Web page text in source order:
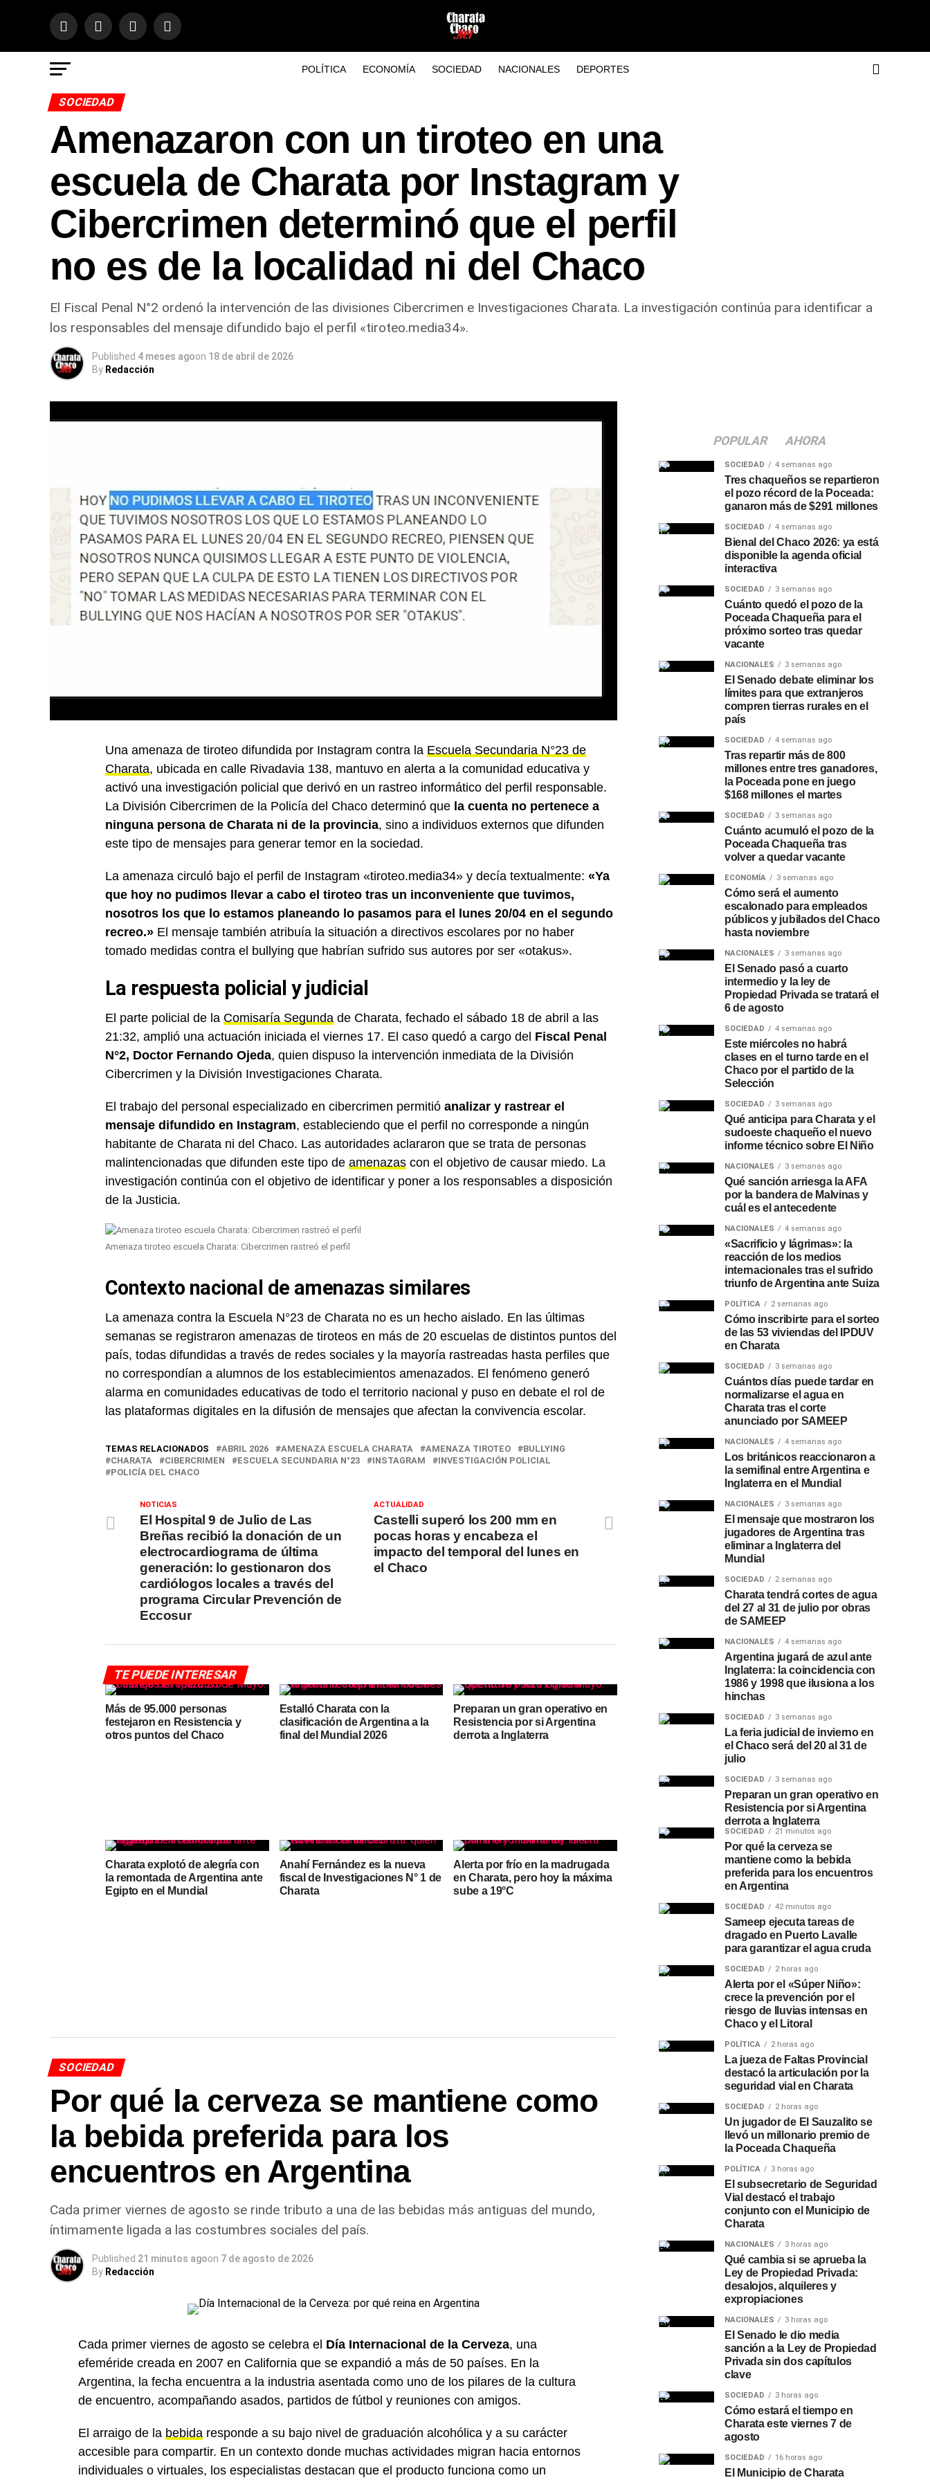
POLÍTICA ECONOMÍA SOCIEDAD NACIONALES DEPORTES
SOCIEDAD
Amenazaron con un tiroteo en una
escuela de Charata por Instagram y
Cibercrimen determinó que el perfil
no es de la localidad ni del Chaco
El Fiscal Penal N°2 ordenó la intervención de las divisiones Cibercrimen e Investigaciones Charata. La investigación continúa para identificar a
los responsables del mensaje difundido bajo el perfil «tiroteo.media34».
Published 4 meses agoon 18 de abril de 2026
By Redacción
Una amenaza de tiroteo difundida por Instagram contra la Escuela Secundaria N°23 de
Charata, ubicada en calle Rivadavia 138, mantuvo en alerta a la comunidad educativa y
activó una investigación policial que derivó en un rastreo informático del perfil responsable.
La División Cibercrimen de la Policía del Chaco determinó que la cuenta no pertenece a
ninguna persona de Charata ni de la provincia, sino a individuos externos que difunden
este tipo de mensajes para generar temor en la sociedad.
La amenaza circuló bajo el perfil de Instagram «tiroteo.media34» y decía textualmente: «Ya
que hoy no pudimos llevar a cabo el tiroteo tras un inconveniente que tuvimos,
nosotros los que lo estamos planeando lo pasamos para el lunes 20/04 en el segundo
recreo.» El mensaje también atribuía la situación a directivos escolares por no haber
tomado medidas contra el bullying que habrían sufrido sus autores por ser «otakus».
La respuesta policial y judicial
El parte policial de la Comisaría Segunda de Charata, fechado el sábado 18 de abril a las
21:32, amplió una actuación iniciada el viernes 17. El caso quedó a cargo del Fiscal Penal
N°2, Doctor Fernando Ojeda, quien dispuso la intervención inmediata de la División
Cibercrimen y la División Investigaciones Charata.
El trabajo del personal especializado en cibercrimen permitió analizar y rastrear el
mensaje difundido en Instagram, estableciendo que el perfil no corresponde a ningún
habitante de Charata ni del Chaco. Las autoridades aclararon que se trata de personas
malintencionadas que difunden este tipo de amenazas con el objetivo de causar miedo. La
investigación continúa con el objetivo de identificar y poner a los responsables a disposición
de la Justicia.
Amenaza tiroteo escuela Charata: Cibercrimen rastreó el perfil
Contexto nacional de amenazas similares
La amenaza contra la Escuela N°23 de Charata no es un hecho aislado. En las últimas
semanas se registraron amenazas de tiroteos en más de 20 escuelas de distintos puntos del
país, todas difundidas a través de redes sociales y la mayoría rastreadas hasta perfiles que
no correspondían a alumnos de los establecimientos amenazados. El fenómeno generó
alarma en comunidades educativas de todo el territorio nacional y puso en debate el rol de
las plataformas digitales en la difusión de mensajes que afectan la convivencia escolar.
TEMAS RELACIONADOS ABRIL 2026 AMENAZA ESCUELA CHARATA AMENAZA TIROTEO
BULLYING
CHARATA
CIBERCRIMEN ESCUELA SECUNDARIA N°23 INSTAGRAM
INVESTIGACIÓN POLICIAL
POLICÍA DEL CHACO
ACTUALIDAD
Castelli superó los 200 mm en
pocas horas y encabeza el
impacto del temporal del lunes en
el Chaco
NOTICIAS
El Hospital 9 de Julio de Las
Breñas recibió la donación de un
electrocardiograma de última
generación: lo gestionaron dos
cardiólogos locales a través del
programa Circular Prevención de
Eccosur
TE PUEDE INTERESAR
Más de 95.000 personas
festejaron en Resistencia y
otros puntos del Chaco
Estalló Charata con la
clasificación de Argentina a la
final del Mundial 2026
Preparan un gran operativo en
Resistencia por si Argentina
derrota a Inglaterra
Charata explotó de alegría con
la remontada de Argentina ante
Egipto en el Mundial
Anahí Fernández es la nueva
fiscal de Investigaciones N° 1 de
Charata
Alerta por frío en la madrugada
en Charata, pero hoy la máxima
sube a 19°C
SOCIEDAD
Por qué la cerveza se mantiene como
la bebida preferida para los
encuentros en Argentina
Cada primer viernes de agosto se rinde tributo a una de las bebidas más antiguas del mundo,
íntimamente ligada a las costumbres sociales del país.
Published 21 minutos agoon 7 de agosto de 2026
By Redacción
Cada primer viernes de agosto se celebra el Día Internacional de la Cerveza, una
efeméride creada en 2007 en California que se expandió a más de 50 países. En la
Argentina, la fecha encuentra a la industria asentada como uno de los pilares de la cultura
de encuentro, acompañando asados, partidos de fútbol y reuniones con amigos.
El arraigo de la bebida responde a su bajo nivel de graduación alcohólica y a su carácter
accesible para compartir. En un contexto donde muchas actividades migran hacia entornos
individuales o virtuales, los especialistas destacan que el producto funciona como un
POPULAR AHORA
SOCIEDAD 4 semanas ago
Tres chaqueños se repartieron
el pozo récord de la Poceada:
ganaron más de $291 millones
SOCIEDAD 4 semanas ago
Bienal del Chaco 2026: ya está
disponible la agenda oficial
interactiva
SOCIEDAD 3 semanas ago
Cuánto quedó el pozo de la
Poceada Chaqueña para el
próximo sorteo tras quedar
vacante
NACIONALES 3 semanas ago
El Senado debate eliminar los
límites para que extranjeros
compren tierras rurales en el
país
SOCIEDAD 4 semanas ago
Tras repartir más de 800
millones entre tres ganadores,
la Poceada pone en juego
$168 millones el martes
SOCIEDAD 3 semanas ago
Cuánto acumuló el pozo de la
Poceada Chaqueña tras
volver a quedar vacante
ECONOMÍA 3 semanas ago
Cómo será el aumento
escalonado para empleados
públicos y jubilados del Chaco
hasta noviembre
NACIONALES 3 semanas ago
El Senado pasó a cuarto
intermedio y la ley de
Propiedad Privada se tratará el
6 de agosto
SOCIEDAD 4 semanas ago
Este miércoles no habrá
clases en el turno tarde en el
Chaco por el partido de la
Selección
SOCIEDAD 3 semanas ago
Qué anticipa para Charata y el
sudoeste chaqueño el nuevo
informe técnico sobre El Niño
NACIONALES 3 semanas ago
Qué sanción arriesga la AFA
por la bandera de Malvinas y
cuál es el antecedente
NACIONALES 4 semanas ago
«Sacrificio y lágrimas»: la
reacción de los medios
internacionales tras el sufrido
triunfo de Argentina ante Suiza
POLÍTICA 2 semanas ago
Cómo inscribirte para el sorteo
de las 53 viviendas del IPDUV
en Charata
SOCIEDAD 3 semanas ago
Cuántos días puede tardar en
normalizarse el agua en
Charata tras el corte
anunciado por SAMEEP
NACIONALES 4 semanas ago
Los británicos reaccionaron a
la semifinal entre Argentina e
Inglaterra en el Mundial
NACIONALES 3 semanas ago
El mensaje que mostraron los
jugadores de Argentina tras
eliminar a Inglaterra del
Mundial
SOCIEDAD 2 semanas ago
Charata tendrá cortes de agua
del 27 al 31 de julio por obras
de SAMEEP
NACIONALES 4 semanas ago
Argentina jugará de azul ante
Inglaterra: la coincidencia con
1986 y 1998 que ilusiona a los
hinchas
SOCIEDAD 3 semanas ago
La feria judicial de invierno en
el Chaco será del 20 al 31 de
julio
SOCIEDAD 3 semanas ago
Preparan un gran operativo en
Resistencia por si Argentina
derrota a Inglaterra
SOCIEDAD 21 minutos ago
Por qué la cerveza se
mantiene como la bebida
preferida para los encuentros
en Argentina
SOCIEDAD 42 minutos ago
Sameep ejecuta tareas de
dragado en Puerto Lavalle
para garantizar el agua cruda
SOCIEDAD 2 horas ago
Alerta por el «Súper Niño»:
crece la prevención por el
riesgo de lluvias intensas en
Chaco y el Litoral
POLÍTICA 2 horas ago
La jueza de Faltas Provincial
destacó la articulación por la
seguridad vial en Charata
SOCIEDAD 2 horas ago
Un jugador de El Sauzalito se
llevó un millonario premio de
la Poceada Chaqueña
POLÍTICA 3 horas ago
El subsecretario de Seguridad
Vial destacó el trabajo
conjunto con el Municipio de
Charata
NACIONALES 3 horas ago
Qué cambia si se aprueba la
Ley de Propiedad Privada:
desalojos, alquileres y
expropiaciones
NACIONALES 3 horas ago
El Senado le dio media
sanción a la Ley de Propiedad
Privada sin dos capítulos
clave
SOCIEDAD 3 horas ago
Cómo estará el tiempo en
Charata este viernes 7 de
agosto
SOCIEDAD 16 horas ago
El Municipio de Charata